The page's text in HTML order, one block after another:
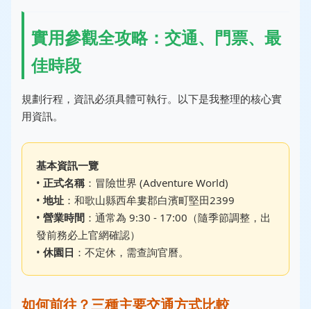
實用參觀全攻略：交通、門票、最
佳時段
規劃行程，資訊必須具體可執行。以下是我整理的核心實
用資訊。
基本資訊一覽
• 正式名稱：冒險世界 (Adventure World)
• 地址 ：和歌山縣西牟婁郡白濱町堅田2399
• 營業時間 ：通常為 9:30 - 17:00（隨季節調整，出
發前務必上官網確認）
• 休園日 ：不定休，需查詢官曆。
如何前往？三種主要交通方式比較